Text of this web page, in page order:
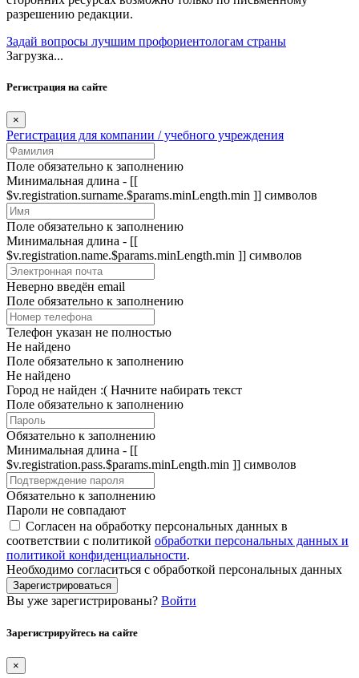
разрешению редакции.
Задай вопросы лучшим профориентологам страны
Загрузка...
Регистрация на сайте
×
Регистрация для компании / учебного учреждения
Поле обязательно к заполнению
Минимальная длина - [[
$v.registration.surname.$params.minLength.min ]] символов
Поле обязательно к заполнению
Минимальная длина - [[
$v.registration.name.$params.minLength.min ]] символов
Неверно введён email
Поле обязательно к заполнению
Телефон указан не полностью
Не найдено
Поле обязательно к заполнению
Не найдено
Город не найден :( Начните набирать текст
Поле обязательно к заполнению
Обязательно к заполнению
Минимальная длина - [[
$v.registration.pass.$params.minLength.min ]] символов
Обязательно к заполнению
Пароли не совпадают
Согласен на обработку персональных данных в
соответствии с политикой обработки персональных данных и
политикой конфиденциальности.
Необходимо согласиться с обработкой персональных данных
Зарегистрироваться
Вы уже зарегистрированы? Войти
Зарегистрируйтесь на сайте
×